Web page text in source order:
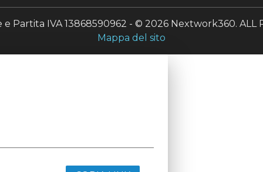
Partita IVA 13868590962 - © 2026 Nextwork360. ALL
Mappa del sito